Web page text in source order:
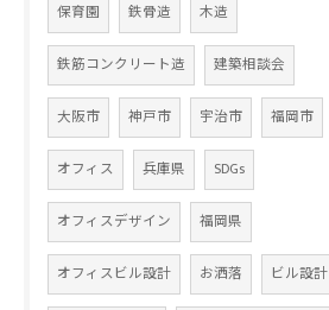
保育園 鉄骨造 木造
鉄筋コンクリート造 建築相談会
大阪市 神戸市 宇治市 福岡市
オフィス 兵庫県 SDGs
オフィスデザイン 福岡県
オフィスビル設計 お洒落 ビル設計